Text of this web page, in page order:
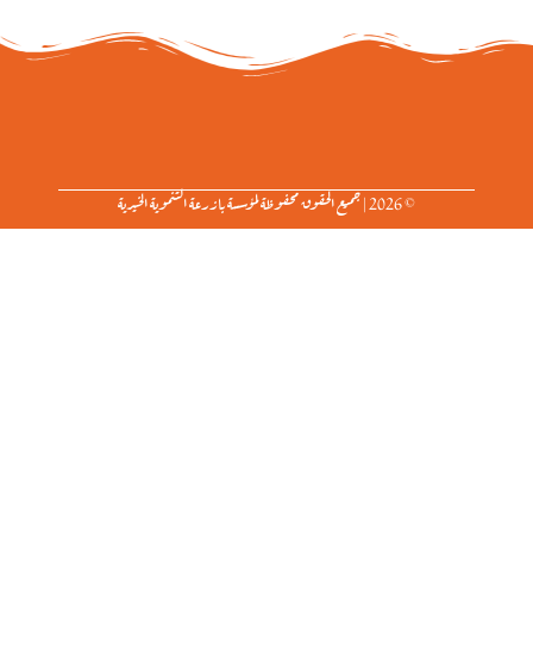
© 2026 | جميع الحقوق محفوظة لمؤسسة بازرعة التنموية الخيرية